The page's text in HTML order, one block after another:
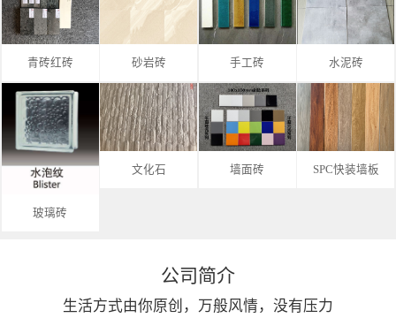
青砖红砖 砂岩砖 手工砖 水泥砖
玻璃砖
文化石 墙面砖 SPC快装墙板
公司简介
生活方式由你原创，万般风情，没有压力